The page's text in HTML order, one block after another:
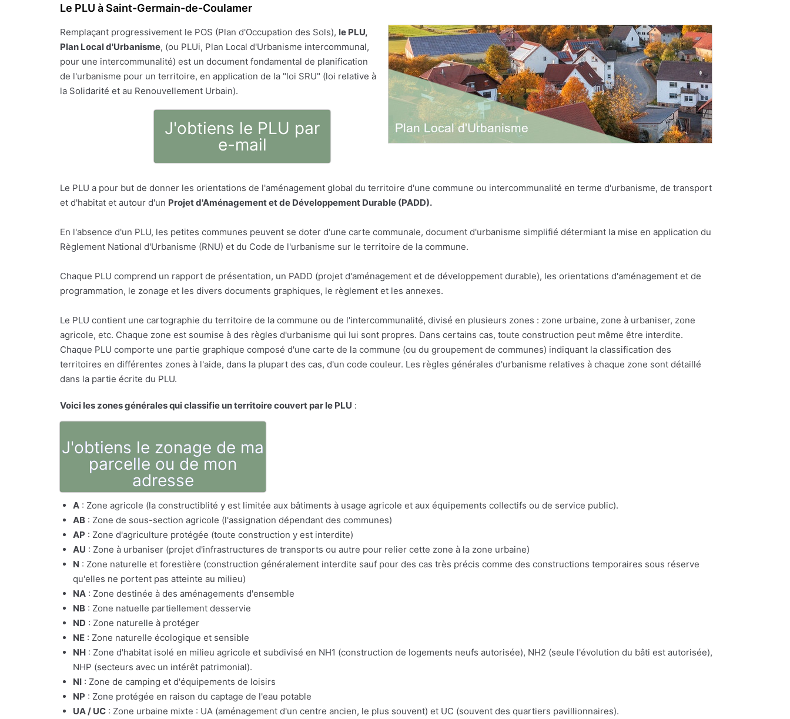
Le PLU à Saint-Germain-de-Coulamer
Remplaçant progressivement le POS (Plan d'Occupation des Sols), le PLU,
Plan Local d'Urbanisme, (ou PLUi, Plan Local d'Urbanisme intercommunal,
pour une intercommunalité) est un document fondamental de planification
de l'urbanisme pour un territoire, en application de la "loi SRU" (loi relative à
la Solidarité et au Renouvellement Urbain).
J'obtiens le PLU par
e-mail
Le PLU a pour but de donner les orientations de l'aménagement global du territoire d'une commune ou intercommunalité en terme d'urbanisme, de transport
et d'habitat et autour d'un Projet d'Aménagement et de Développement Durable (PADD).
En l'absence d'un PLU, les petites communes peuvent se doter d'une carte communale, document d'urbanisme simplifié détermiant la mise en application du
Règlement National d'Urbanisme (RNU) et du Code de l'urbanisme sur le territoire de la commune.
Chaque PLU comprend un rapport de présentation, un PADD (projet d'aménagement et de développement durable), les orientations d'aménagement et de
programmation, le zonage et les divers documents graphiques, le règlement et les annexes.
Le PLU contient une cartographie du territoire de la commune ou de l'intercommunalité, divisé en plusieurs zones : zone urbaine, zone à urbaniser, zone
agricole, etc. Chaque zone est soumise à des règles d'urbanisme qui lui sont propres. Dans certains cas, toute construction peut même être interdite.
Chaque PLU comporte une partie graphique composé d'une carte de la commune (ou du groupement de communes) indiquant la classification des
territoires en différentes zones à l'aide, dans la plupart des cas, d'un code couleur. Les règles générales d'urbanisme relatives à chaque zone sont détaillé
dans la partie écrite du PLU.
Voici les zones générales qui classifie un territoire couvert par le PLU :
J'obtiens le zonage de ma
parcelle ou de mon
adresse
A : Zone agricole (la constructiblité y est limitée aux bâtiments à usage agricole et aux équipements collectifs ou de service public).
AB : Zone de sous-section agricole (l'assignation dépendant des communes)
AP : Zone d'agriculture protégée (toute construction y est interdite)
AU : Zone à urbaniser (projet d'infrastructures de transports ou autre pour relier cette zone à la zone urbaine)
N : Zone naturelle et forestière (construction généralement interdite sauf pour des cas très précis comme des constructions temporaires sous réserve
qu'elles ne portent pas atteinte au milieu)
NA : Zone destinée à des aménagements d'ensemble
NB : Zone natuelle partiellement desservie
ND : Zone naturelle à protéger
NE : Zone naturelle écologique et sensible
NH : Zone d'habitat isolé en milieu agricole et subdivisé en NH1 (construction de logements neufs autorisée), NH2 (seule l'évolution du bâti est autorisée),
NHP (secteurs avec un intérêt patrimonial).
NI : Zone de camping et d'équipements de loisirs
NP : Zone protégée en raison du captage de l'eau potable
UA / UC : Zone urbaine mixte : UA (aménagement d'un centre ancien, le plus souvent) et UC (souvent des quartiers pavillionnaires).